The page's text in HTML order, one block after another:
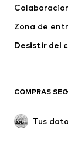
Chaquetas
Ropa interior
Abrigos
Tallas grandes
Reciclado
Zona de
Desistir del
COMPRAS
Tus